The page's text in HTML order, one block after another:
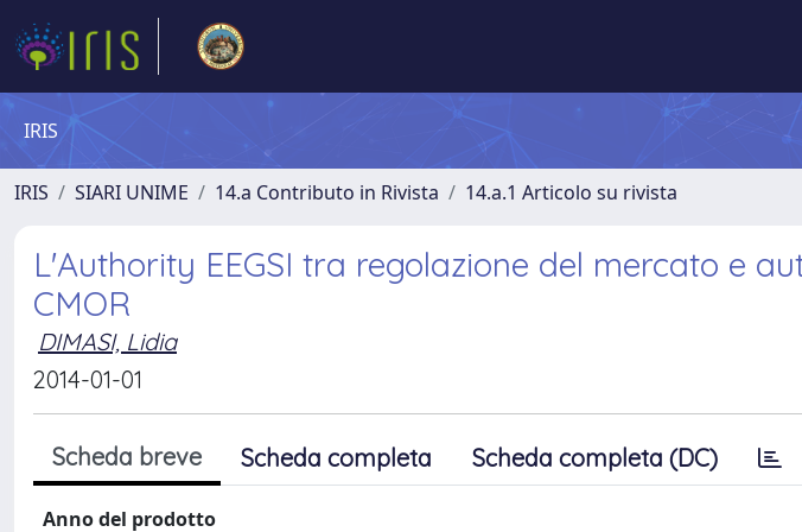
IRIS
IRIS SIARI UNIME 14.a Contributo in Rivista 14.a.1 Articolo su rivista
L'Authority EEGSI tra regolazione del mercato e
CMOR
DIMASI, Lidia
2014-01-01
Scheda breve Scheda completa Scheda completa (DC)
Anno del prodotto